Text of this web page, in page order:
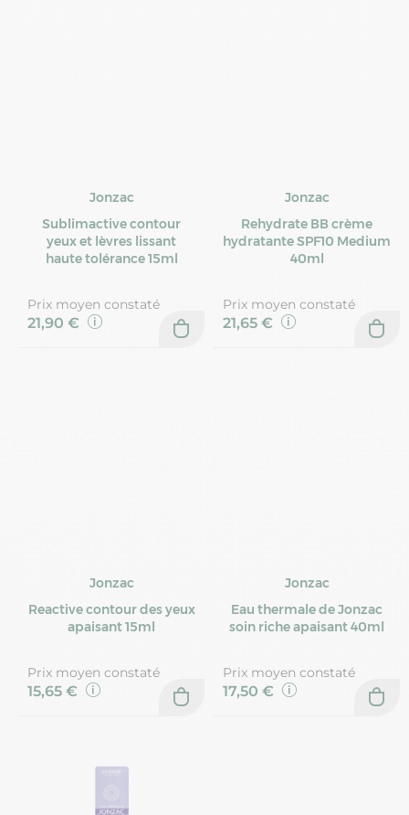
Jonzac
Sublimactive contour
yeux et lèvres lissant
haute tolérance 15ml
Prix moyen constaté
21,90 €
Jonzac
Rehydrate BB crème
hydratante SPF10 Medium
40ml
Prix moyen constaté
21,65 €
Jonzac
Reactive contour des yeux
apaisant 15ml
Prix moyen constaté
15,65 €
Jonzac
Eau thermale de Jonzac
soin riche apaisant 40ml
Prix moyen constaté
17,50 €